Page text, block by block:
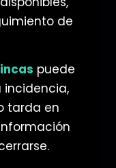
de
puede
incidencia,
tarda en